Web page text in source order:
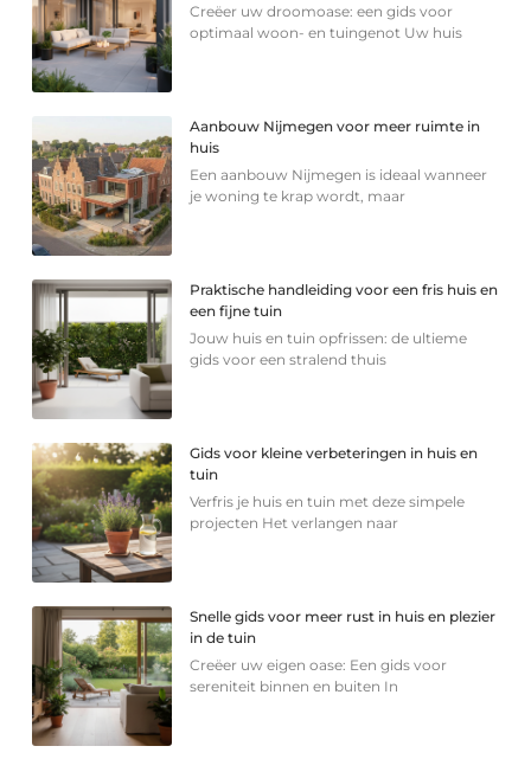
Creëer uw droomoase: een gids voor
optimaal woon- en tuingenot Uw huis
Aanbouw Nijmegen voor meer ruimte in
huis
Een aanbouw Nijmegen is ideaal wanneer
je woning te krap wordt, maar
Praktische handleiding voor een fris huis en
een fijne tuin
Jouw huis en tuin opfrissen: de ultieme
gids voor een stralend thuis
Gids voor kleine verbeteringen in huis en
tuin
Verfris je huis en tuin met deze simpele
projecten Het verlangen naar
Snelle gids voor meer rust in huis en plezier
in de tuin
Creëer uw eigen oase: Een gids voor
sereniteit binnen en buiten In